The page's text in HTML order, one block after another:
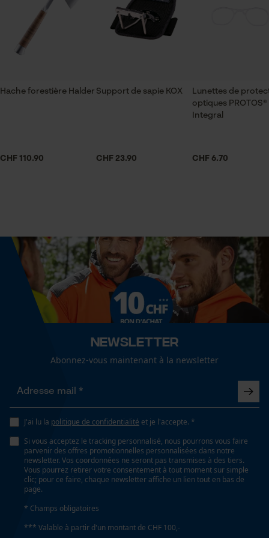
Volume
1000 cm³
Spécifications techniques
Non
Inverseur de phase
Tension de chaîne sans outil
Remplacement de chaîne sans outil
Non
Énergie & performance
Indicateur de capacité de la batterie
Hache forestière Halder
CHF 110.90
Support de sapie KOX
CHF 23.90
Lunettes de
optiques PROTOS®
Integral
CHF 6.70
Newsletter
Abonnez-vous maintenant à la newsletter
J'ai lu la politique de confidentialité et je l'accepte. *
Si vous acceptez le tracking personnalisé, nous pourrons vous faire
parvenir des offres promotionnelles personnalisées dans notre
newsletter. Vos coordonnées ne seront pas transmises à des tiers.
Vous pourrez retirer votre consentement à tout moment sur simple
clic; pour ce faire, chaque newsletter affiche un lien tout en bas de
page.
* Champs obligatoires
*** Valable à partir d'un montant de CHF 100,-
Vérifier linstallation de cookies
ID de session
Sauvegarder les préférences
Cookies de performance et de
fonctionnalité
Salutation personnelle
Géo-IP et détection des
Vidéos YouTube
Google Maps